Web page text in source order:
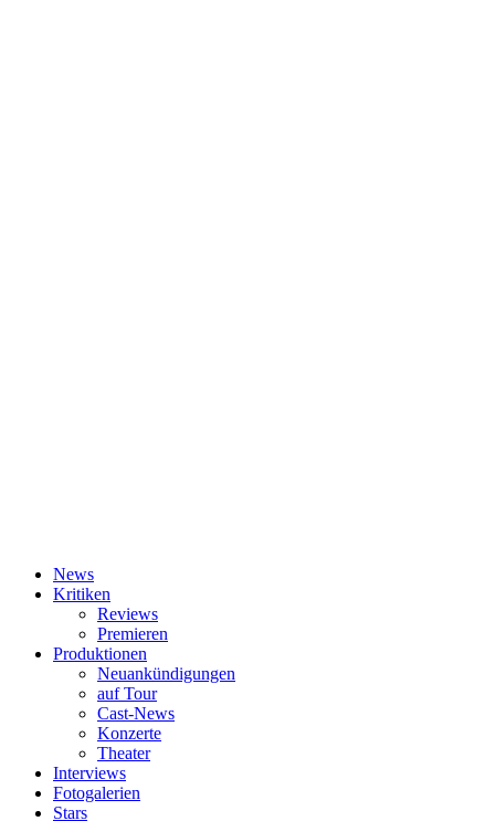
News
Kritiken
Reviews
Premieren
Produktionen
Neuankündigungen
auf Tour
Cast-News
Konzerte
Theater
Interviews
Fotogalerien
Stars